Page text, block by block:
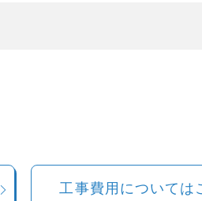
工事費用については